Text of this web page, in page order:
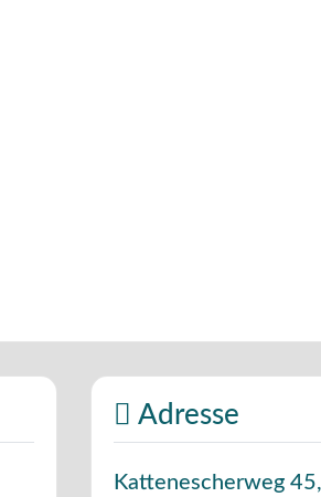
Adresse
Kattenescherweg 45,